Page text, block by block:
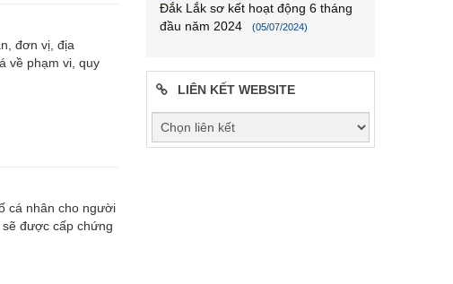
đơn vị, địa
về phạm vi, quy
cá nhân cho người
được cấp chứng
Đắk Lắk sơ kết hoạt động 6 tháng
đầu năm 2024
(05/07/2024)
LIÊN KẾT WEBSITE